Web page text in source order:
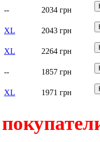
-- 2034 грн
XL 2043 грн
XL 2264 грн
-- 1857 грн
XL 1971 грн